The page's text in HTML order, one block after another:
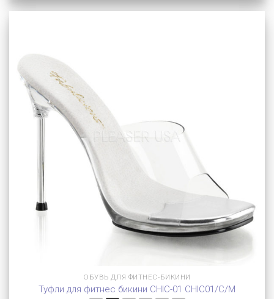
ОБУВЬ ДЛЯ ФИТНЕС-БИКИНИ
Туфли для фитнес бикини CHIC-01 CHIC01/C/M